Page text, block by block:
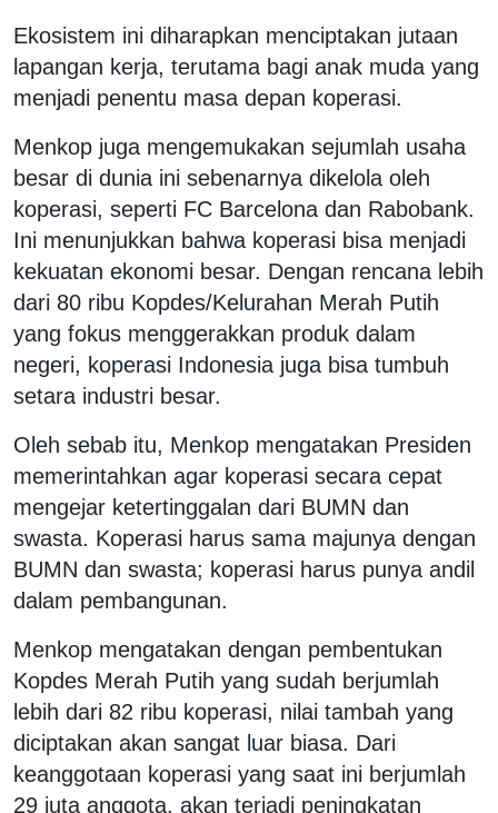
Ekosistem ini diharapkan menciptakan jutaan
lapangan kerja, terutama bagi anak muda yang
menjadi penentu masa depan koperasi.
Menkop juga mengemukakan sejumlah usaha
besar di dunia ini sebenarnya dikelola oleh
koperasi, seperti FC Barcelona dan Rabobank.
Ini menunjukkan bahwa koperasi bisa menjadi
kekuatan ekonomi besar. Dengan rencana lebih
dari 80 ribu Kopdes/Kelurahan Merah Putih
yang fokus menggerakkan produk dalam
negeri, koperasi Indonesia juga bisa tumbuh
setara industri besar.
Oleh sebab itu, Menkop mengatakan Presiden
memerintahkan agar koperasi secara cepat
mengejar ketertinggalan dari BUMN dan
swasta. Koperasi harus sama majunya dengan
BUMN dan swasta; koperasi harus punya andil
dalam pembangunan.
Menkop mengatakan dengan pembentukan
Kopdes Merah Putih yang sudah berjumlah
lebih dari 82 ribu koperasi, nilai tambah yang
diciptakan akan sangat luar biasa. Dari
keanggotaan koperasi yang saat ini berjumlah
29 juta anggota, akan terjadi peningkatan